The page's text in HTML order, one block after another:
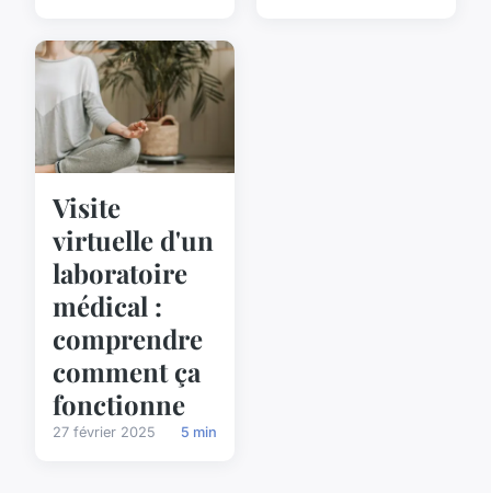
Visite
virtuelle d'un
laboratoire
médical :
comprendre
comment ça
fonctionne
27 février 2025 5 min